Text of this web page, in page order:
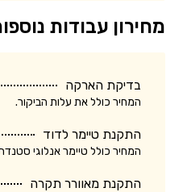
מחירון עבודות
בדיקת הארקה
המחיר כולל את עלות הביקור.
התקנת טיימר לדוד
המחיר כולל טיימר אנלוגי
התקנת מאוורר תקרה